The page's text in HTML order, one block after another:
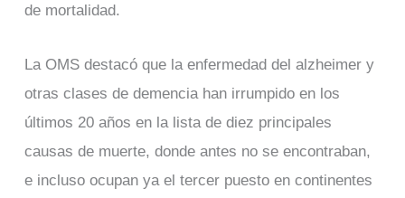
de mortalidad.
La OMS destacó que la enfermedad del alzheimer y
otras clases de demencia han irrumpido en los
últimos 20 años en la lista de diez principales
causas de muerte, donde antes no se encontraban,
e incluso ocupan ya el tercer puesto en continentes